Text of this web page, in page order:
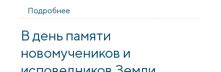
Подробнее
принял участие в семинаре,
В день памяти
новомучеников и